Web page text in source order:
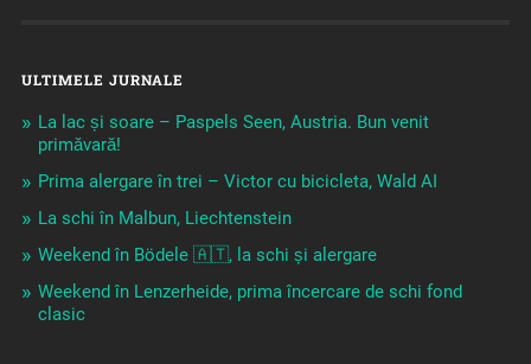
ULTIMELE JURNALE
La lac și soare – Paspels Seen, Austria. Bun venit
primăvară!
Prima alergare în trei – Victor cu bicicleta, Wald AI
La schi în Malbun, Liechtenstein
Weekend în Bödele 🇦🇹, la schi și alergare
Weekend în Lenzerheide, prima încercare de schi fond
clasic